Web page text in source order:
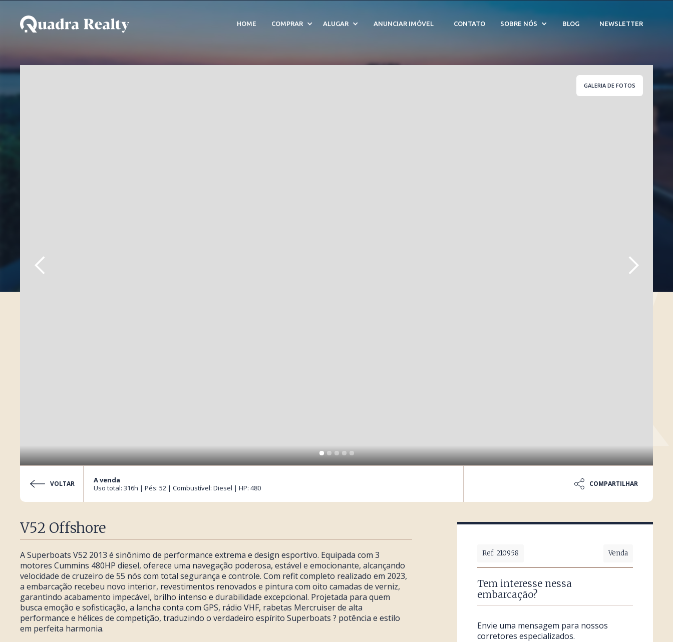
HOME COMPRAR ALUGAR ANUNCIAR IMÓVEL CONTATO SOBRE NÓS BLOG NEWSLETTER
Embarcação a venda - Cód. 210958
GALERIA DE FOTOS
VOLTAR
A venda
Uso total: 316h | Pés: 52 | Combustível: Diesel | HP: 480
COMPARTILHAR
V52 Offshore
A Superboats V52 2013 é sinônimo de performance extrema e design esportivo. Equipada com 3
motores Cummins 480HP diesel, oferece uma navegação poderosa, estável e emocionante, alcançando
velocidade de cruzeiro de 55 nós com total segurança e controle. Com refit completo realizado em 2023,
a embarcação recebeu novo interior, revestimentos renovados e pintura com oito camadas de verniz,
garantindo acabamento impecável, brilho intenso e durabilidade excepcional. Projetada para quem
busca emoção e sofisticação, a lancha conta com GPS, rádio VHF, rabetas Mercruiser de alta
performance e hélices de competição, traduzindo o verdadeiro espírito Superboats ? potência e estilo
em perfeita harmonia.
Ref: 210958 Venda
Tem interesse nessa
embarcação?
Envie uma mensagem para nossos
corretores especializados.